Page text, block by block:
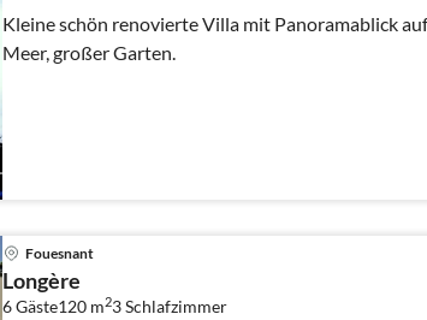
Kleine schön renovierte Villa mit Panoramablick
Meer, großer Garten.
Fouesnant
Longère
6 Gäste120 m23Schlafzimmer